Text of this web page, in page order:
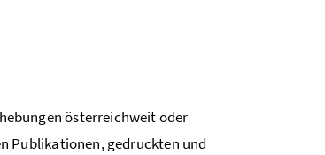
österreichweit oder
Publikationen, gedruckten und